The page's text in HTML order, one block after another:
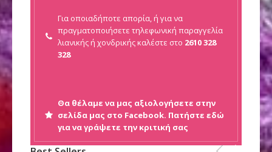
Για οποιαδήποτε απορία, ή για να
πραγματοποιήσετε τηλεφωνική παραγγελία
λιανικής ή χονδρικής καλέστε στο 2610 328
328
Θα θέλαμε να μας αξιολογήσετε στην
σελίδα μας στο Facebook. Πατήστε εδώ
για να γράψετε την κριτική σας